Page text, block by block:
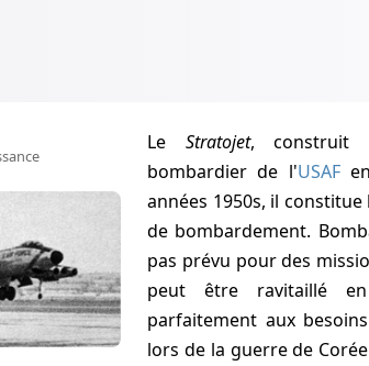
Le Stratojet, construit
bombardier de l'USAF
années 1950s, il
de bombardement.
pas prévu pour des
peut être ravitaillé
parfaitement aux
lors de la guerre de